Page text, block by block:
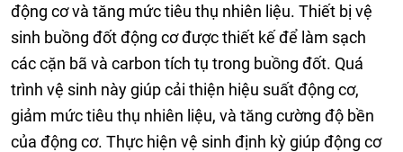
động cơ và tăng mức tiêu thụ nhiên liệu. Thiết bị vệ
sinh buồng đốt động cơ được thiết kế để làm sạch
các cặn bã và carbon tích tụ trong buồng đốt. Quá
trình vệ sinh này giúp cải thiện hiệu suất động cơ,
giảm mức tiêu thụ nhiên liệu, và tăng cường độ bền
của động cơ. Thực hiện vệ sinh định kỳ giúp động cơ